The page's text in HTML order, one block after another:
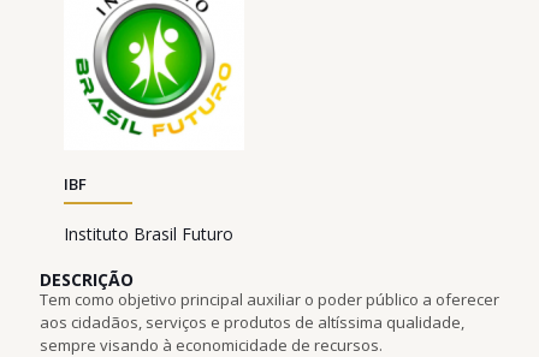
IBF
Instituto Brasil Futuro
DESCRIÇÃO
Tem como objetivo principal auxiliar o poder público a oferecer
aos cidadãos, serviços e produtos de altíssima qualidade,
sempre visando à economicidade de recursos.